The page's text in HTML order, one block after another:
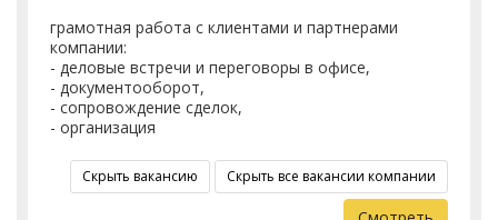
грамотная работа с клиентами и партнерами
компании:
- деловые встречи и переговоры в офисе,
- документооборот,
- сопровождение сделок,
- организация
Скрыть вакансию Скрыть все вакансии компании